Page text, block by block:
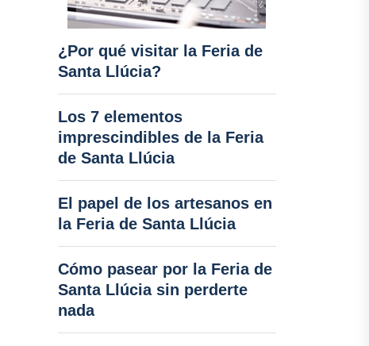
¿Por qué visitar la Feria de
Santa Llúcia?
Los 7 elementos
imprescindibles de la Feria
de Santa Llúcia
El papel de los artesanos en
la Feria de Santa Llúcia
Cómo pasear por la Feria de
Santa Llúcia sin perderte
nada